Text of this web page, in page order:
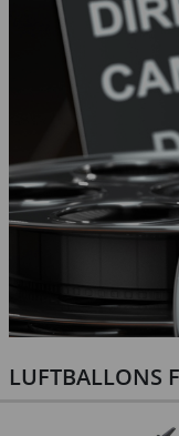
LUFTBALLONS